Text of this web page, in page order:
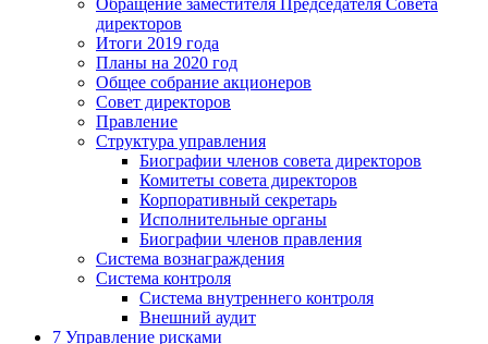
Обращение заместителя Председателя Совета
директоров
Итоги 2019 года
Планы на 2020 год
Общее собрание акционеров
Совет директоров
Правление
Структура управления
Биографии членов совета директоров
Комитеты совета директоров
Корпоративный секретарь
Исполнительные органы
Биографии членов правления
Система вознаграждения
Система контроля
Система внутреннего контроля
Внешний аудит
7 Управление рисками